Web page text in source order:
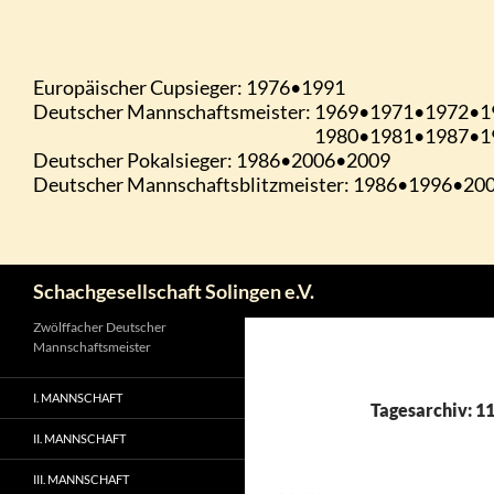
Schachgesellschaft Solingen e.V.
Tagesarchiv:
Zwölffacher Deutscher
Mannschaftsmeister
I. MANNSCHAFT
II. MANNSCHAFT
III. MANNSCHAFT